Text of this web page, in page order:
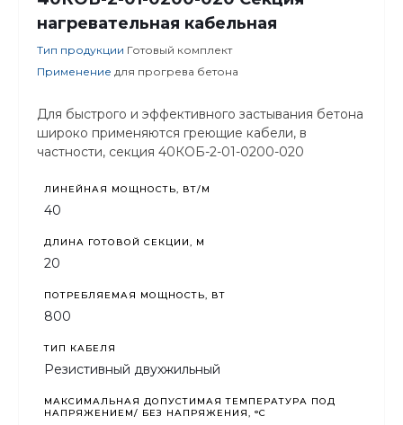
нагревательная кабельная
Тип продукции Готовый комплект
Применение для прогрева бетона
Для быстрого и эффективного застывания бетона
широко применяются греющие кабели, в
частности, секция 40КОБ-2-01-0200-020
ЛИНЕЙНАЯ МОЩНОСТЬ, ВТ/М
40
ДЛИНА ГОТОВОЙ СЕКЦИИ, М
20
ПОТРЕБЛЯЕМАЯ МОЩНОСТЬ, ВТ
800
ТИП КАБЕЛЯ
Резистивный двухжильный
МАКСИМАЛЬНАЯ ДОПУСТИМАЯ ТЕМПЕРАТУРА ПОД
НАПРЯЖЕНИЕМ/ БЕЗ НАПРЯЖЕНИЯ, °C